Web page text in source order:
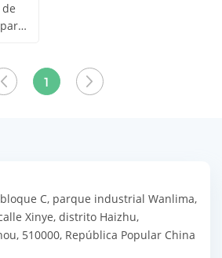
de
1
bloque C, parque industrial Wanlima,
Xinye, distrito Haizhu,
510000, República Popular China